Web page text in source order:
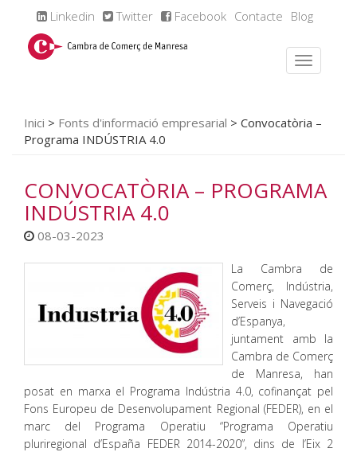
Linkedin Twitter Facebook Contacte Blog
Inici > Fonts d'informació empresarial > Convocatòria –
Programa INDÚSTRIA 4.0
CONVOCATÒRIA – PROGRAMA
INDÚSTRIA 4.0
08-03-2023
La Cambra de
Comerç, Indústria,
Serveis i Navegació
d’Espanya,
juntament amb la
Cambra de Comerç
de Manresa, han
posat en marxa el Programa Indústria 4.0, cofinançat pel
Fons Europeu de Desenvolupament Regional (FEDER), en el
marc del Programa Operatiu “Programa Operatiu
pluriregional d’España FEDER 2014-2020”, dins de l’Eix 2